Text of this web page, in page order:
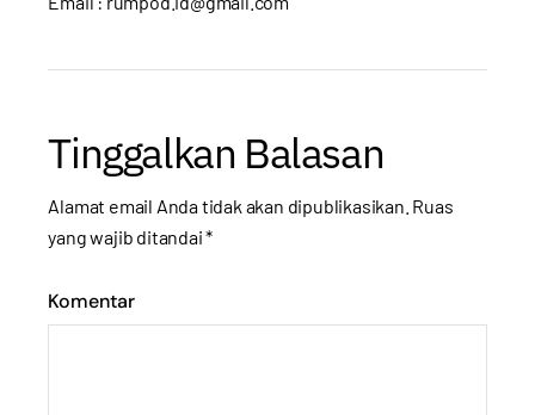
Tinggalkan Balasan
Alamat email Anda tidak akan dipublikasikan. Ruas
yang wajib ditandai*
Komentar